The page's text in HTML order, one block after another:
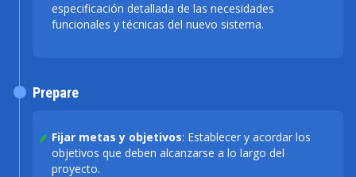
especificación detallada de las necesidades
funcionales y técnicas del nuevo sistema.
Fijar metas y objetivos: Establecer y acordar los
objetivos que deben alcanzarse a lo largo del
proyecto.
Prepare